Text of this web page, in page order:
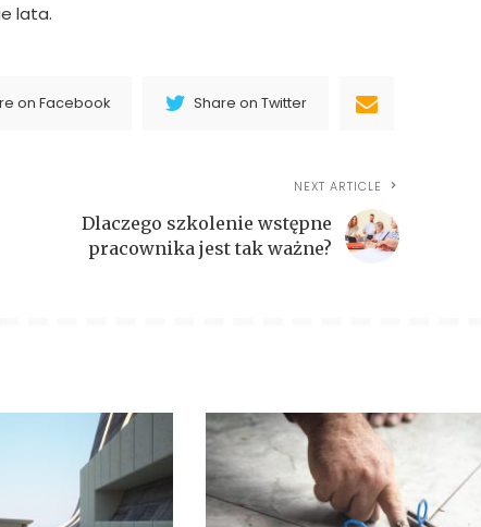
lata.
on Facebook Share on Twitter
NEXT ARTICLE
Dlaczego szkolenie wstępne
pracownika jest tak ważne?